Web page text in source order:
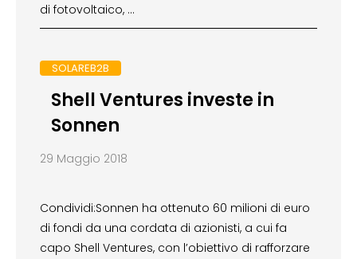
di fotovoltaico, …
SOLAREB2B
Shell Ventures investe in
Sonnen
29 Maggio 2018
Condividi:Sonnen ha ottenuto 60 milioni di euro
di fondi da una cordata di azionisti, a cui fa
capo Shell Ventures, con l’obiettivo di rafforzare